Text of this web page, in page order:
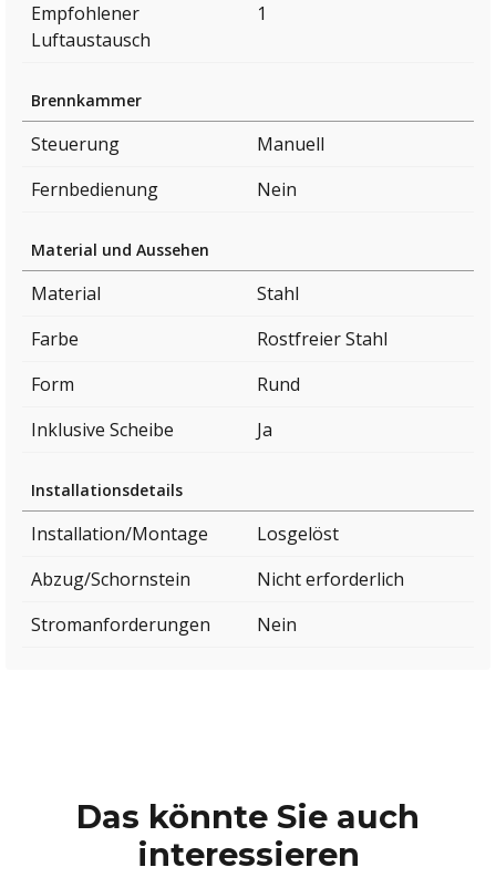
Empfohlener
Luftaustausch
1
Brennkammer
Steuerung
Manuell
Fernbedienung
Nein
Material und Aussehen
Material
Stahl
Farbe
Rostfreier Stahl
Form
Rund
Inklusive Scheibe
Ja
Installationsdetails
Installation/Montage
Losgelöst
Abzug/Schornstein
Nicht erforderlich
Stromanforderungen
Nein
Das könnte Sie auch
interessieren